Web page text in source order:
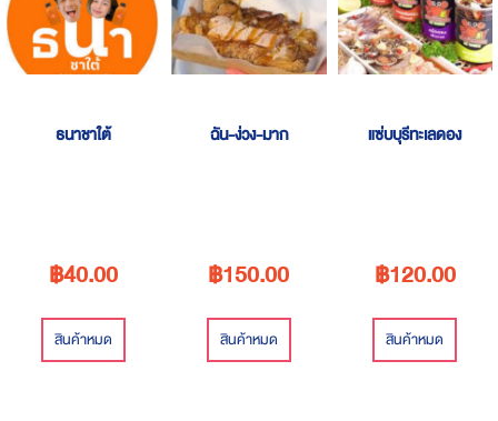
ธนาชาใต้
฿40.00
สินค้าหมด
ฉัน-ง่วง-มาก
฿150.00
สินค้าหมด
แซ่บบุรีทะเลดอง
฿120.00
สินค้าหมด